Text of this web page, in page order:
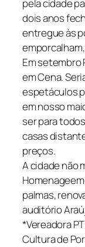
pela cidade
dois anos
entregue às
Em setembro
em Cena.
espetáculos
em nosso
ser para
casas
preços.
A cidade não
palmas,
auditório
*Vereadora
Cultura de